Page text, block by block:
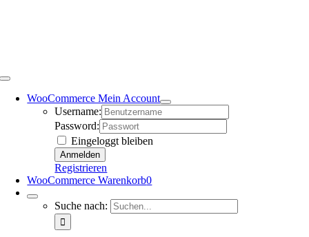
WooCommerce Mein Account
Username:
Password:
Eingeloggt bleiben
Registrieren
WooCommerce Warenkorb0
Suche nach: